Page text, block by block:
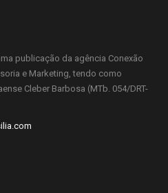
publicação da agência Conexão
e Marketing, tendo como
Cleber Barbosa (MTb. 054/DRT-